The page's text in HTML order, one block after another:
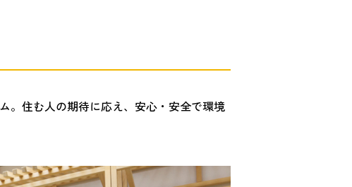
。住む人の期待に応え、安心・安全で環境